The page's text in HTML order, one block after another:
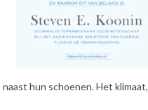
hun schoenen. Het klimaat,